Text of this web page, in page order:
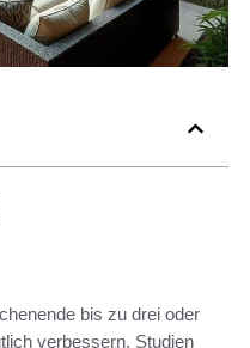
bis zu drei oder
verbessern. Studien